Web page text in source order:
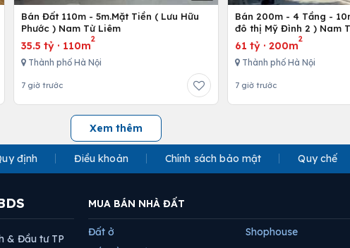
Bán Đất 110m - 5m.Mặt Tiền ( Lưu Hữu
Phước ) Nam Từ Liêm
35.5 tỷ · 110m
2
Thành phố Hà Nội
7 giờ trước
Bán 200m - 4 Tầng -
đô thị Mỹ Đình 2 ) Nam
61 tỷ· 200m
2
Thành phố Hà Nội
7 giờ trước
Xem thêm
định Điều khoản Chính sách bảo mật Quy chế
& Đầu tư TP
MUA BÁN NHÀ ĐẤT
Đất ở
Shophouse